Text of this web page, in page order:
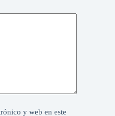
y web en este